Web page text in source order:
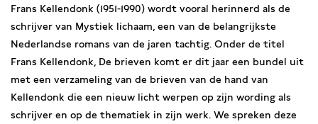
Frans Kellendonk (1951-1990) wordt vooral herinnerd als de
schrijver van Mystiek lichaam, een van de belangrijkste
Nederlandse romans van de jaren tachtig. Onder de titel
Frans Kellendonk, De brieven komt er dit jaar een bundel uit
met een verzameling van de brieven van de hand van
Kellendonk die een nieuw licht werpen op zijn wording als
schrijver en op de thematiek in zijn werk. We spreken deze